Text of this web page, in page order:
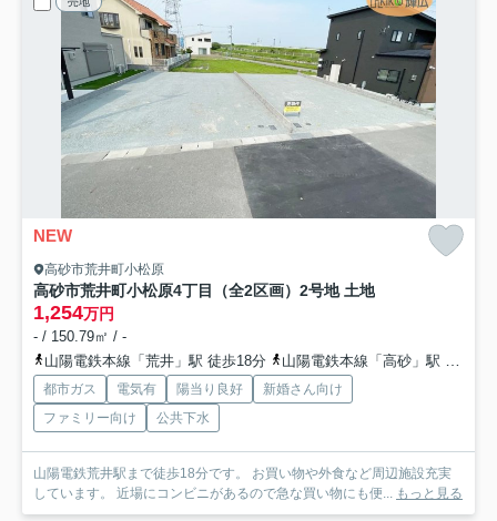
NEW
高砂市荒井町小松原
高砂市荒井町小松原4丁目（全2区画）2号地 土地
1,254万円
- / 150.79㎡ / -
山陽電鉄本線「荒井」駅 徒歩18分
山陽電鉄本線「高砂」駅 徒歩19分
都市ガス 電気有 陽当り良好
新婚さん向け
ファミリー向け
公共下水
山陽電鉄荒井駅まで徒歩18分です。 お買い物や外食など周辺施設充実
しています。 近場にコンビニがあるので急な買い物にも便... もっと見る